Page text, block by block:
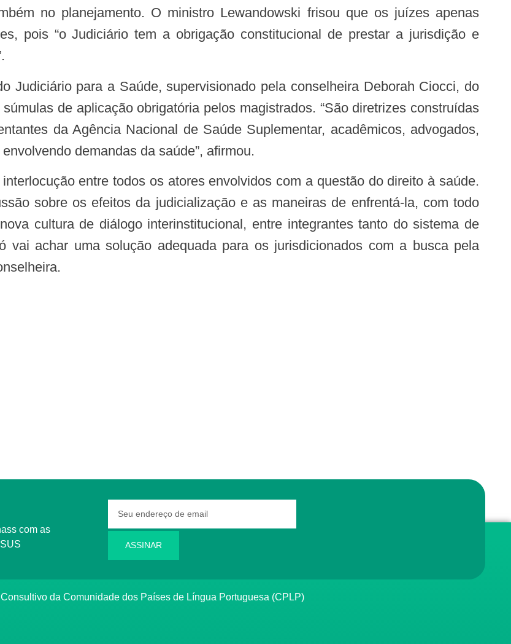
no planejamento. O ministro Lewandowski frisou que os juízes apenas
pois “o Judiciário tem a obrigação constitucional de prestar a jurisdição e
de aplicação obrigatória pelos magistrados. “São diretrizes construídas
da Agência Nacional de Saúde Suplementar, acadêmicos, advogados,
demandas da saúde”, afirmou.
sobre os efeitos da judicialização e as maneiras de enfrentá-la, com todo
cultura de diálogo interinstitucional, entre integrantes tanto do sistema de
vai achar uma solução adequada para os jurisdicionados com a busca pela
ASSINAR
Consultivo da Comunidade dos Países de Língua Portuguesa (CPLP)